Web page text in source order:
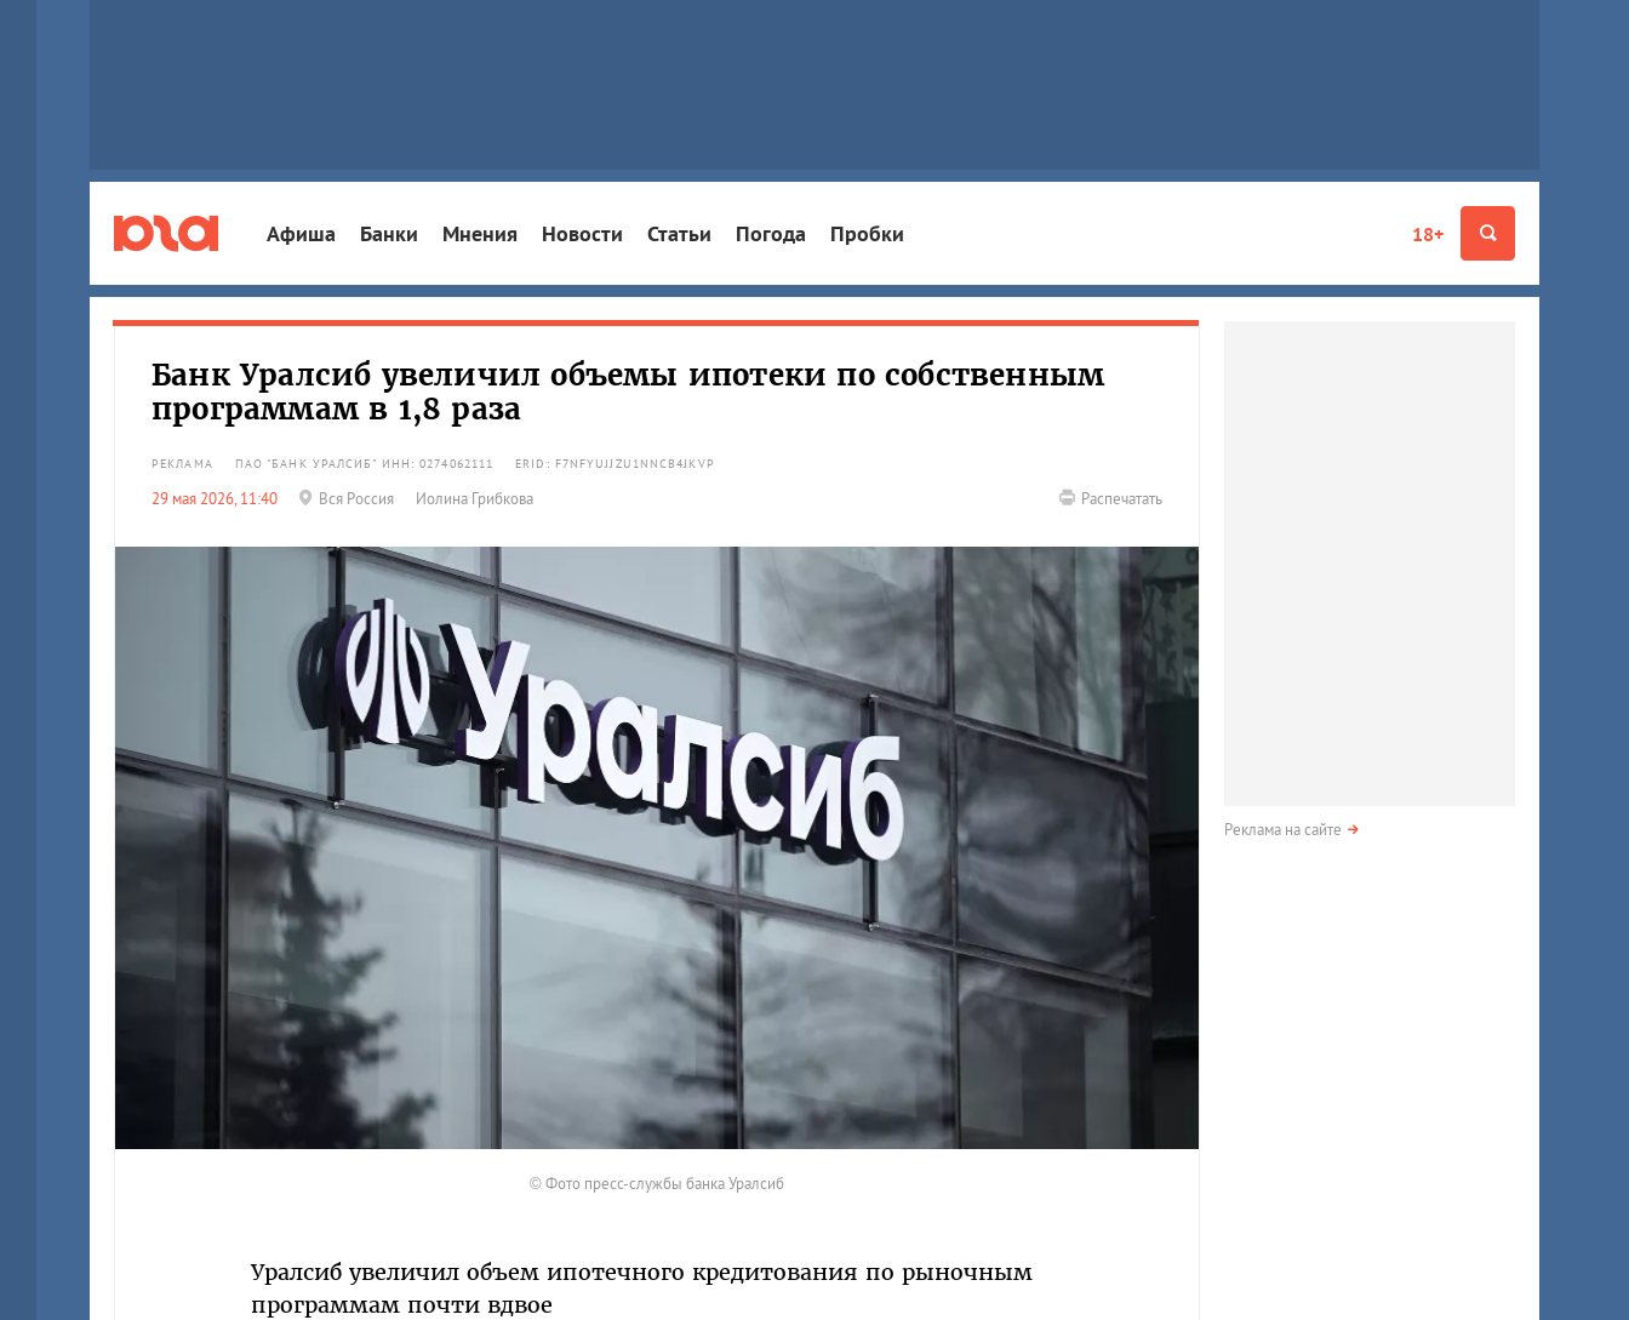
18+
Афиша Банки Мнения Новости Статьи Погода Пробки
Банк Уралсиб увеличил объемы ипотеки по собственным
программам в 1,8 раза
РЕКЛАМА ПАО "БАНК УРАЛСИБ" ИНН: 0274062111 ERID: F7NFYUJJZU1NNCB4JKVP
29 мая 2026, 11:40 Вся Россия Иолина Грибкова Распечатать
© Фото пресс-службы банка Уралсиб
Уралсиб увеличил объем ипотечного кредитования по рыночным
программам почти вдвое
Реклама на сайте